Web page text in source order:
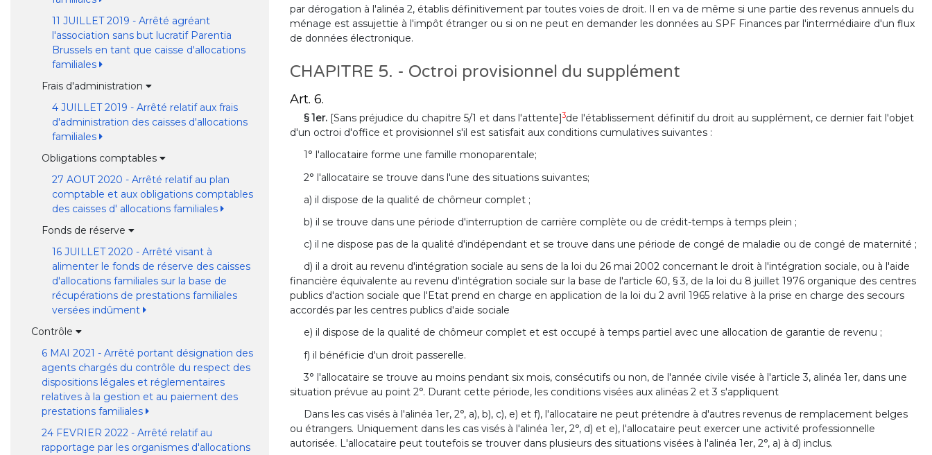
11 JUILLET 2019 - Arrêté agréant
l'association sans but lucratif Parentia
Brussels en tant que caisse d'allocations
familiales
Frais d'administration
4 JUILLET 2019 - Arrêté relatif aux frais
d'administration des caisses d'allocations
familiales
Obligations comptables
27 AOUT 2020 - Arrêté relatif au plan
comptable et aux obligations comptables
des caisses d' allocations familiales
Fonds de réserve
16 JUILLET 2020 - Arrêté visant à
alimenter le fonds de réserve des caisses
d'allocations familiales sur la base de
récupérations de prestations familiales
versées indûment
Contrôle
6 MAI 2021 - Arrêté portant désignation des
agents chargés du contrôle du respect des
dispositions légales et réglementaires
relatives à la gestion et au paiement des
prestations familiales
24 FEVRIER 2022 - Arrêté relatif au
rapportage par les organismes d'allocations
par dérogation à l'alinéa 2, établis définitivement par toutes voies de droit. Il en va de même si une partie des revenus annuels du
ménage est assujettie à l'impôt étranger ou si on ne peut en demander les données au SPF Finances par l'intermédiaire d'un flux
de données électronique.
CHAPITRE 5. - Octroi provisionnel du supplément
Art. 6.
§ 1er. [Sans préjudice du chapitre 5/1 et dans l'attente]3de l'établissement définitif du droit au supplément, ce dernier fait l'objet
d'un octroi d'office et provisionnel s'il est satisfait aux conditions cumulatives suivantes :
1° l'allocataire forme une famille monoparentale;
2° l'allocataire se trouve dans l'une des situations suivantes;
a) il dispose de la qualité de chômeur complet ;
b) il se trouve dans une période d'interruption de carrière complète ou de crédit-temps à temps plein ;
c) il ne dispose pas de la qualité d'indépendant et se trouve dans une période de congé de maladie ou de congé de maternité ;
d) il a droit au revenu d'intégration sociale au sens de la loi du 26 mai 2002 concernant le droit à l'intégration sociale, ou à l'aide
financière équivalente au revenu d'intégration sociale sur la base de l'article 60, § 3, de la loi du 8 juillet 1976 organique des centres
publics d'action sociale que l'Etat prend en charge en application de la loi du 2 avril 1965 relative à la prise en charge des secours
accordés par les centres publics d'aide sociale
e) il dispose de la qualité de chômeur complet et est occupé à temps partiel avec une allocation de garantie de revenu ;
f) il bénéficie d'un droit passerelle.
3° l'allocataire se trouve au moins pendant six mois, consécutifs ou non, de l'année civile visée à l'article 3, alinéa 1er, dans une
situation prévue au point 2°. Durant cette période, les conditions visées aux alinéas 2 et 3 s'appliquent
Dans les cas visés à l'alinéa 1er, 2°, a), b), c), e) et f), l'allocataire ne peut prétendre à d'autres revenus de remplacement belges
ou étrangers. Uniquement dans les cas visés à l'alinéa 1er, 2°, d) et e), l'allocataire peut exercer une activité professionnelle
autorisée. L'allocataire peut toutefois se trouver dans plusieurs des situations visées à l'alinéa 1er, 2°, a) à d) inclus.